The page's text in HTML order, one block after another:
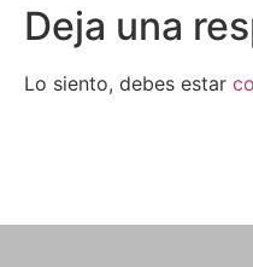
Deja una
Lo siento, debes estar